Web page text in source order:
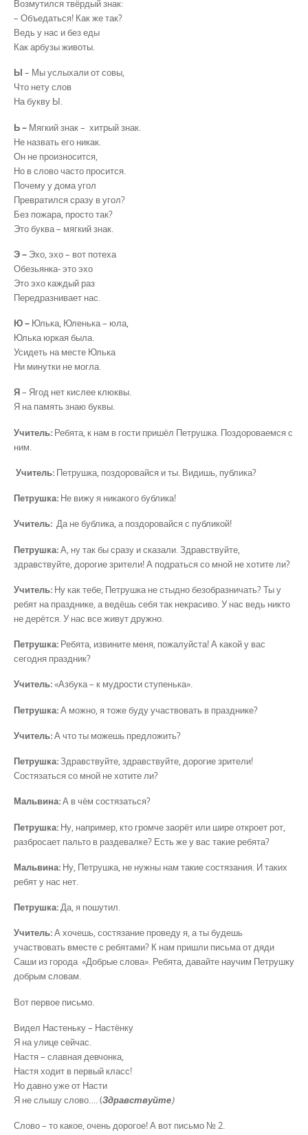
Возмутился твёрдый знак:
– Объедаться! Как же так?
Ведь у нас и без еды
Как арбузы животы.
Ы – Мы услыхали от совы,
Что нету слов
На букву Ы.
Ь – Мягкий знак – хитрый знак.
Не назвать его никак.
Он не произносится,
Но в слово часто просится.
Почему у дома угол
Превратился сразу в угол?
Без пожара, просто так?
Это буква – мягкий знак.
Э – Эхо, эхо – вот потеха
Обезьянка- это эхо
Это эхо каждый раз
Передразнивает нас.
Ю – Юлька, Юленька – юла,
Юлька юркая была.
Усидеть на месте Юлька
Ни минутки не могла.
Я– Ягод нет кислее клюквы.
Я на память знаю буквы.
Учитель: Ребята, к нам в гости пришёл Петрушка. Поздороваемся с
ним.
Учитель: Петрушка, поздоровайся и ты. Видишь, публика?
Петрушка: Не вижу я никакого бублика!
Учитель: Да не бублика, а поздоровайся с публикой!
Петрушка:А, ну так бы сразу и сказали. Здравствуйте,
здравствуйте, дорогие зрители! А подраться со мной не хотите ли?
Учитель: Ну как тебе, Петрушка не стыдно безобразничать? Ты у
ребят на празднике, а ведёшь себя так некрасиво. У нас ведь никто
не дерётся. У нас все живут дружно.
Петрушка: Ребята, извините меня, пожалуйста! А какой у вас
сегодня праздник?
Учитель:«Азбука – к мудрости ступенька».
Петрушка:А можно, я тоже буду участвовать в празднике?
Учитель:А что ты можешь предложить?
Петрушка:Здравствуйте, здравствуйте, дорогие зрители!
Состязаться со мной не хотите ли?
Мальвина:А в чём состязаться?
Петрушка: Ну, например, кто громче заорёт или шире откроет рот,
разбросает пальто в раздевалке? Есть же у вас такие ребята?
Мальвина: Ну, Петрушка, не нужны нам такие состязания. И таких
ребят у нас нет.
Петрушка:Да, я пошутил.
Учитель:А хочешь, состязание проведу я, а ты будешь
участвовать вместе с ребятами? К нам пришли письма от дяди
Саши из города «Добрые слова». Ребята, давайте научим Петрушку
добрым словам.
Вот первое письмо.
Видел Настеньку – Настёнку
Я на улице сейчас.
Настя – славная девчонка,
Настя ходит в первый класс!
Но давно уже от Насти
Я не слышу слово…. (Здравствуйте)
Слово – то какое, очень дорогое! А вот письмо № 2.